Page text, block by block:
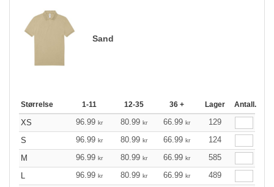
Sand
Størrelse 1-11 12-35 36 + Lager Antall.
XS 96.99 kr 80.99 kr 66.99 kr
129
S
96.99 kr 80.99 kr 66.99 kr
124
M
96.99 kr 80.99 kr 66.99 kr
585
L
96.99 kr 80.99 kr 66.99 kr
489